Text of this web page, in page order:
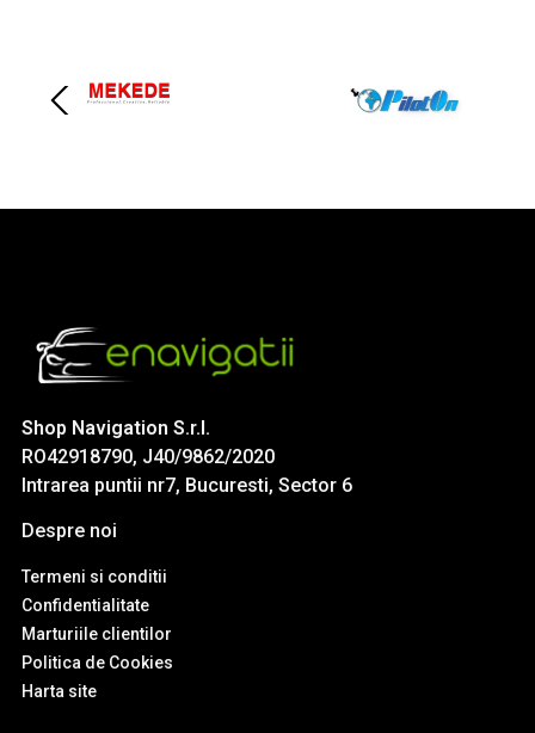
Shop Navigation S.r.l.
RO42918790, J40/9862/2020
Intrarea puntii nr7, Bucuresti, Sector 6
Despre noi
Termeni si conditii
Confidentialitate
Marturiile clientilor
Politica de Cookies
Harta site